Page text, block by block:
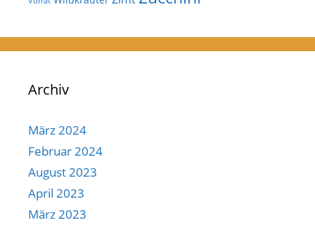
Archiv
März 2024
Februar 2024
August 2023
April 2023
März 2023